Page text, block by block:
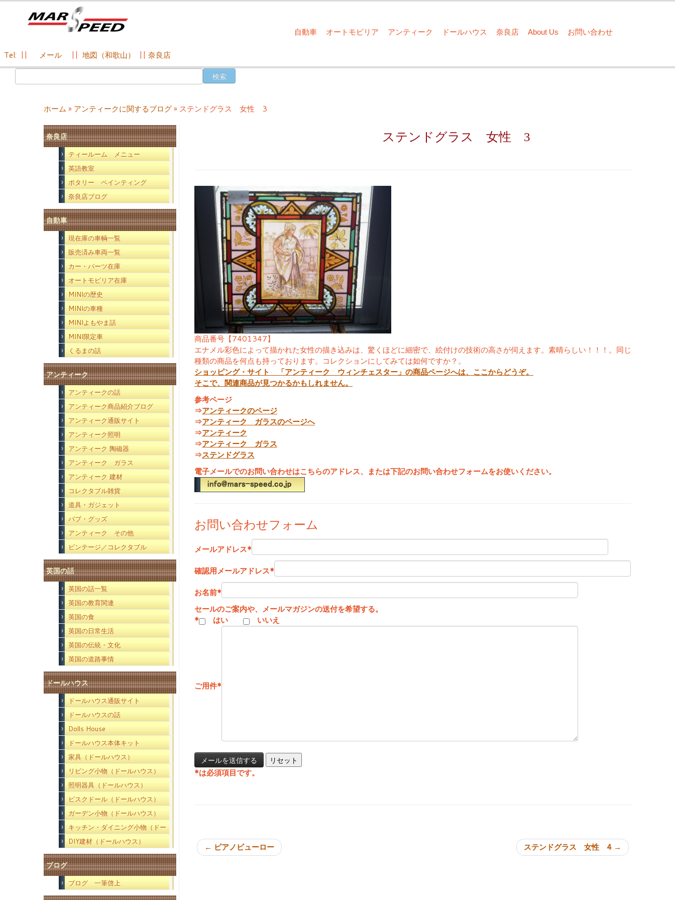
自動車 オートモビリア アンティーク ドールハウス 奈良店 About Us お問い合わせ
Tel: メール 地図（和歌山） 奈良店
索:
ホーム » アンティークに関するブログ» ステンドグラス 女性 3
奈良店
ティールーム メニュー
英語教室
ポタリー ペインティング
奈良店ブログ
自動車
現在庫の車輌一覧
販売済み車両一覧
カー・パーツ在庫
オートモビリア在庫
MINIの歴史
MINIの車種
MINIよもやま話
MINI限定車
くるまの話
アンティーク
アンティークの話
アンティーク商品紹介ブログ
アンティーク通販サイト
アンティーク照明
アンティーク 陶磁器
アンティーク ガラス
アンティーク 建材
コレクタブル雑貨
道具・ガジェット
パブ・グッズ
アンティーク その他
ビンテージ／コレクタブル
英国の話
英国の話一覧
英国の教育関連
英国の食
英国の日常生活
英国の伝統・文化
英国の道路事情
ドールハウス
ドールハウス通販サイト
ドールハウスの話
Dolls House
ドールハウス本体キット
家具（ドールハウス）
リビング小物（ドールハウス）
照明器具（ドールハウス）
ビスクドール（ドールハウス）
ガーデン小物（ドールハウス）
キッチン・ダイニング小物（ドー
ルハウス）
DIY建材（ドールハウス）
ブログ
ブログ 一筆啓上
ステンドグラス 女性 3
商品番号【7401347】
エナメル彩色によって描かれた女性の描き込みは、驚くほどに細密で、絵付けの技術の高さが伺えます。素晴らしい！！！。同じ
種類の商品を何点も持っております。コレクションにしてみては如何ですか？。
ショッピング・サイト 「アンティーク ウィンチェスター」の商品ページへは、ここからどうぞ。
そこで、関連商品が見つかるかもしれません。
参考ページ
⇒アンティークのページ
⇒アンティーク ガラスのページへ
⇒アンティーク
⇒アンティーク ガラス
⇒ステンドグラス
電子メールでのお問い合わせはこちらのアドレス、または下記のお問い合わせフォームをお使いください。
お問い合わせフォーム
メールアドレス*
確認用メールアドレス*
お名前*
セールのご案内や、メールマガジンの送付を希望する。
*
はい いいえ
ご用件*
*は必須項目です。
← ピアノビューロー ステンドグラス 女性 4 →